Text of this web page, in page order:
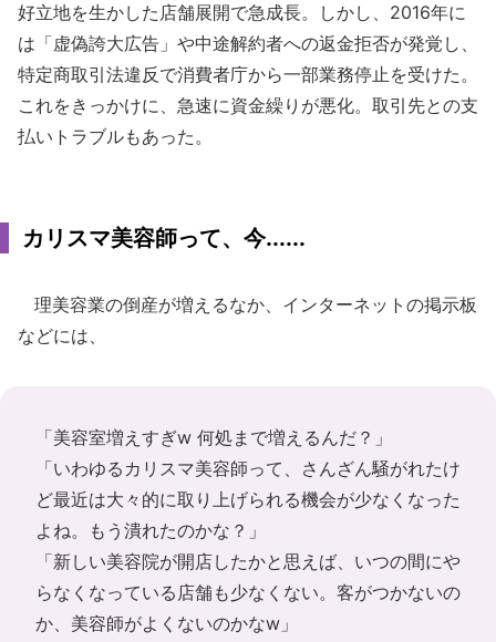
好立地を生かした店舗展開で急成長。しかし、2016年に
は「虚偽誇大広告」や中途解約者への返金拒否が発覚し、
特定商取引法違反で消費者庁から一部業務停止を受けた。
これをきっかけに、急速に資金繰りが悪化。取引先との支
払いトラブルもあった。
カリスマ美容師って、今......
理美容業の倒産が増えるなか、インターネットの掲示板
などには、
「美容室増えすぎw 何処まで増えるんだ？」
「いわゆるカリスマ美容師って、さんざん騒がれたけ
ど最近は大々的に取り上げられる機会が少なくなった
よね。もう潰れたのかな？」
「新しい美容院が開店したかと思えば、いつの間にや
らなくなっている店舗も少なくない。客がつかないの
か、美容師がよくないのかなw」